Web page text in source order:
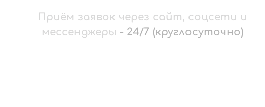
Приём заявок через сайт, соцсети и
мессенджеры - 24/7 (круглосуточно)